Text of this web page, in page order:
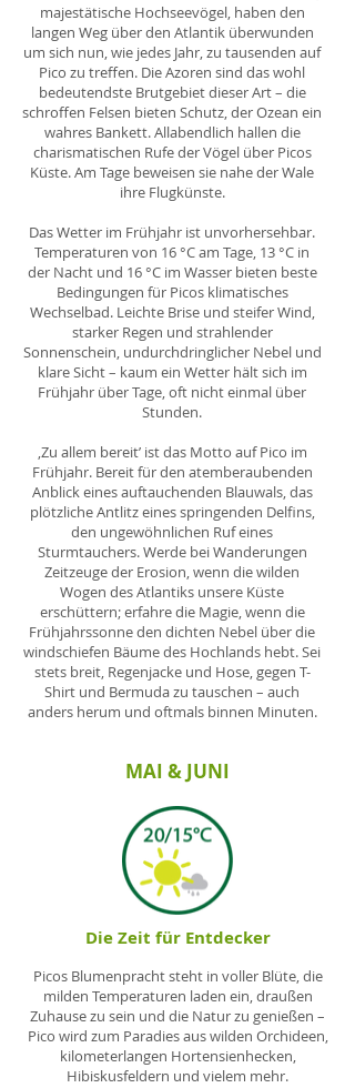
majestätische Hochseevögel, haben den
langen Weg über den Atlantik überwunden
um sich nun, wie jedes Jahr, zu tausenden auf
Pico zu treffen. Die Azoren sind das wohl
bedeutendste Brutgebiet dieser Art – die
schroffen Felsen bieten Schutz, der Ozean ein
wahres Bankett. Allabendlich hallen die
charismatischen Rufe der Vögel über Picos
Küste. Am Tage beweisen sie nahe der Wale
ihre Flugkünste.
Das Wetter im Frühjahr ist unvorhersehbar.
Temperaturen von 16 °C am Tage, 13 °C in
der Nacht und 16 °C im Wasser bieten beste
Bedingungen für Picos klimatisches
Wechselbad. Leichte Brise und steifer Wind,
starker Regen und strahlender
Sonnenschein, undurchdringlicher Nebel und
klare Sicht – kaum ein Wetter hält sich im
Frühjahr über Tage, oft nicht einmal über
Stunden.
‚Zu allem bereit’ ist das Motto auf Pico im
Frühjahr. Bereit für den atemberaubenden
Anblick eines auftauchenden Blauwals, das
plötzliche Antlitz eines springenden Delfins,
den ungewöhnlichen Ruf eines
Sturmtauchers. Werde bei Wanderungen
Zeitzeuge der Erosion, wenn die wilden
Wogen des Atlantiks unsere Küste
erschüttern; erfahre die Magie, wenn die
Frühjahrssonne den dichten Nebel über die
windschiefen Bäume des Hochlands hebt. Sei
stets breit, Regenjacke und Hose, gegen T-
Shirt und Bermuda zu tauschen – auch
anders herum und oftmals binnen Minuten.
MAI & JUNI
Die Zeit für Entdecker
Picos Blumenpracht steht in voller Blüte, die
milden Temperaturen laden ein, draußen
Zuhause zu sein und die Natur zu genießen –
Pico wird zum Paradies aus wilden Orchideen,
kilometerlangen Hortensienhecken,
Hibiskusfeldern und vielem mehr.